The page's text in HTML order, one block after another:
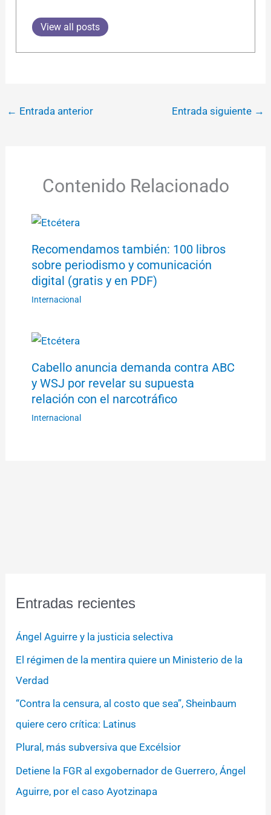
View all posts
← Entrada anterior Entrada siguiente →
Contenido Relacionado
Recomendamos también: 100 libros
sobre periodismo y comunicación
digital (gratis y en PDF)
Internacional
Cabello anuncia demanda contra ABC
y WSJ por revelar su supuesta
relación con el narcotráfico
Internacional
Entradas recientes
Ángel Aguirre y la justicia selectiva
El régimen de la mentira quiere un Ministerio de la
Verdad
“Contra la censura, al costo que sea”, Sheinbaum
quiere cero crítica: Latinus
Plural, más subversiva que Excélsior
Detiene la FGR al exgobernador de Guerrero, Ángel
Aguirre, por el caso Ayotzinapa